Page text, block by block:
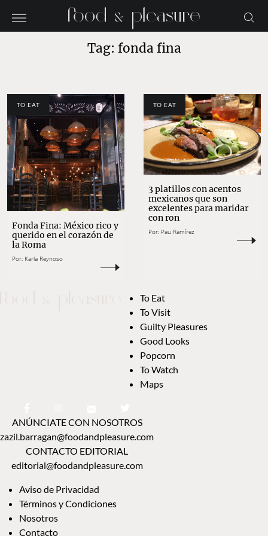
Tag: fonda fina
TO EAT
Fonda Fina: México rico y
querido en el corazón de
la Roma
Por: Karla Reynoso
TO EAT
3 platillos con acentos
mexicanos que son
excelentes para maridar
con ron
Por: Pau Ramírez
To Eat
To Visit
Guilty Pleasures
Good Looks
Popcorn
To Watch
Maps
ANÚNCIATE CON NOSOTROS
zazil.barragan@foodandpleasure.com
CONTACTO EDITORIAL
editorial@foodandpleasure.com
Aviso de Privacidad
Términos y Condiciones
Nosotros
Contacto